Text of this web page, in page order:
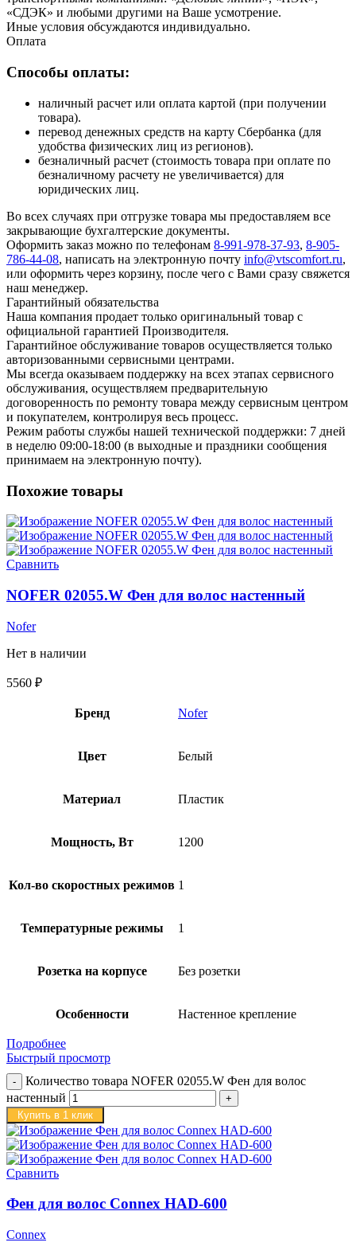
«СДЭК» и любыми другими на Ваше усмотрение.
Иные условия обсуждаются индивидуально.
Оплата
Способы оплаты:
наличный расчет или оплата картой (при получении
товара).
перевод денежных средств на карту Сбербанка (для
удобства физических лиц из регионов).
безналичный расчет (стоимость товара при оплате по
безналичному расчету не увеличивается) для
юридических лиц.
Во всех случаях при отгрузке товара мы предоставляем все
закрывающие бухгалтерские документы.
Оформить заказ можно по телефонам 8-991-978-37-93, 8-905-
786-44-08, написать на электронную почту info@vtscomfort.ru,
или оформить через корзину, после чего с Вами сразу свяжется
наш менеджер.
Гарантийный обязательства
Наша компания продает только оригинальный товар с
официальной гарантией Производителя.
Гарантийное обслуживание товаров осуществляется только
авторизованными сервисными центрами.
Мы всегда оказываем поддержку на всех этапах сервисного
обслуживания, осуществляем предварительную
договоренность по ремонту товара между сервисным центром
и покупателем, контролируя весь процесс.
Режим работы службы нашей технической поддержки: 7 дней
в неделю 09:00-18:00 (в выходные и праздники сообщения
принимаем на электронную почту).
Похожие товары
Сравнить
NOFER 02055.W Фен для волос настенный
Nofer
Нет в наличии
5560 ₽
Бренд Nofer
Цвет Белый
Материал Пластик
Мощность, Вт 1200
Кол-во скоростных режимов 1
Температурные режимы 1
Розетка на корпусе Без розетки
Особенности Настенное крепление
Подробнее
Быстрый просмотр
Количество товара NOFER 02055.W Фен для волос
настенный
Купить в 1 клик
Сравнить
Фен для волос Connex HAD-600
Connex